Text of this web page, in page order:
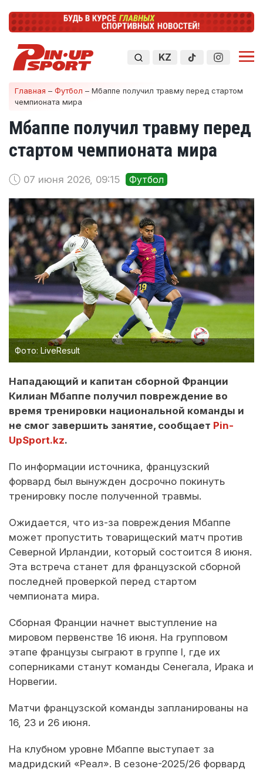
KZ
Главная – Футбол – Мбаппе получил травму перед стартом
чемпионата мира
Мбаппе получил травму перед
стартом чемпионата мира
07 июня 2026, 09:15 Футбол
Фото: LiveResult
Нападающий и капитан сборной Франции
Килиан Мбаппе получил повреждение во
время тренировки национальной команды и
не смог завершить занятие, сообщает Pin-
UpSport.kz.
По информации источника, французский
форвард был вынужден досрочно покинуть
тренировку после полученной травмы.
Ожидается, что из-за повреждения Мбаппе
может пропустить товарищеский матч против
Северной Ирландии, который состоится 8 июня.
Эта встреча станет для французской сборной
последней проверкой перед стартом
чемпионата мира.
Сборная Франции начнет выступление на
мировом первенстве 16 июня. На групповом
этапе французы сыграют в группе I, где их
соперниками станут команды Сенегала, Ирака и
Норвегии.
Матчи французской команды запланированы на
16, 23 и 26 июня.
На клубном уровне Мбаппе выступает за
мадридский «Реал». В сезоне-2025/26 форвард